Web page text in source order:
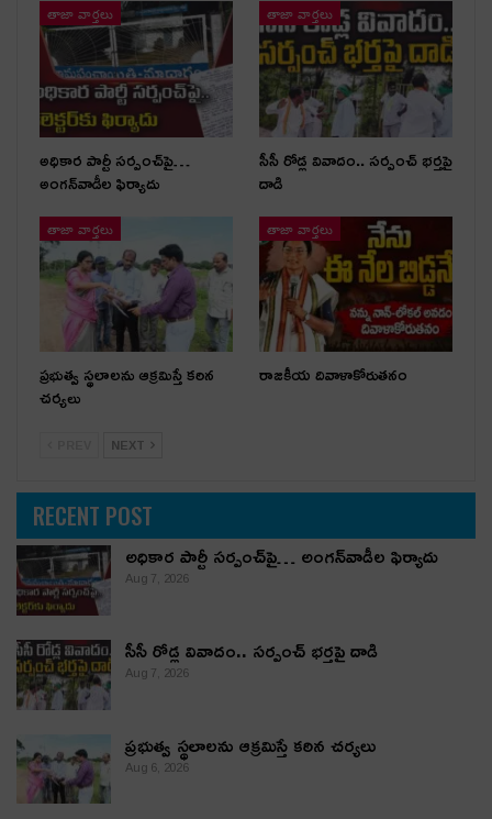
తాజా వార్తలు
అధికార పార్టీ స‌ర్పంచ్‌పై…
అంగ‌న్‌వాడీల ఫిర్యాదు
తాజా వార్తలు
సీసీ రోడ్ల వివాదం.. స‌ర్పంచ్ భ‌ర్త‌పై
దాడి
తాజా వార్తలు
ప్రభుత్వ స్థలాలను ఆక్రమిస్తే కఠిన
చర్యలు
తాజా వార్తలు
రాజకీయ దివాళాకోరుతనం
NEXT
RECENT POST
అధికార పార్టీ స‌ర్పంచ్‌పై… అంగ‌న్‌వాడీల ఫిర్యాదు
Aug 7, 2026
సీసీ రోడ్ల వివాదం.. స‌ర్పంచ్ భ‌ర్త‌పై దాడి
Aug 7, 2026
ప్రభుత్వ స్థలాలను ఆక్రమిస్తే కఠిన చర్యలు
Aug 6, 2026